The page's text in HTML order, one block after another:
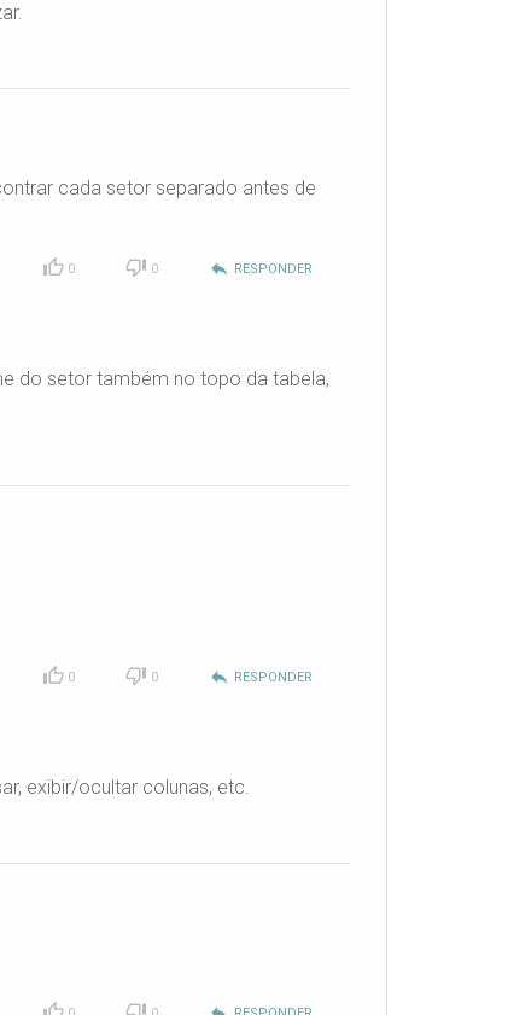
cada setor separado antes de
reply RESPONDER
0
0
do setor também no topo da tabela,
reply RESPONDER
0
0
exibir/ocultar colunas, etc.